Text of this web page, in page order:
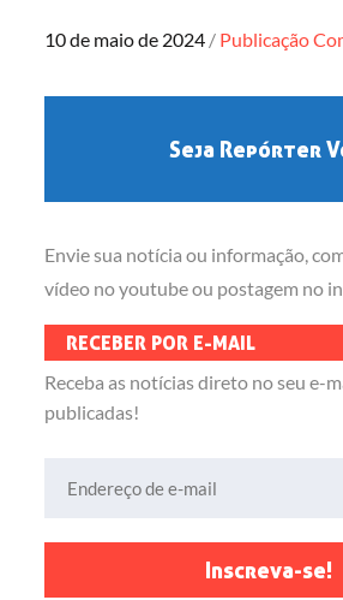
Posted
10 de maio de 2024 Publicação
Seja Repórter
Envie sua notícia ou informação,
vídeo no youtube ou postagem no
RECEBER POR E-MAIL
Receba as notícias direto no seu e-
publicadas!
Inscreva-se!